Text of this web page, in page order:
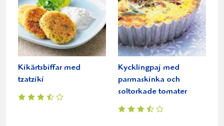
Kikärtsbiffar med
tzatziki
Kycklingpaj med
parmaskinka och
soltorkade tomater